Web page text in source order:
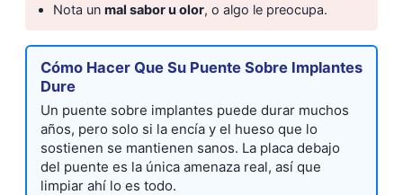
Nota un mal sabor u olor, o algo le preocupa.
Cómo Hacer Que Su Puente Sobre Implantes
Dure
Un puente sobre implantes puede durar muchos
años, pero solo si la encía y el hueso que lo
sostienen se mantienen sanos. La placa debajo
del puente es la única amenaza real, así que
limpiar ahí lo es todo.